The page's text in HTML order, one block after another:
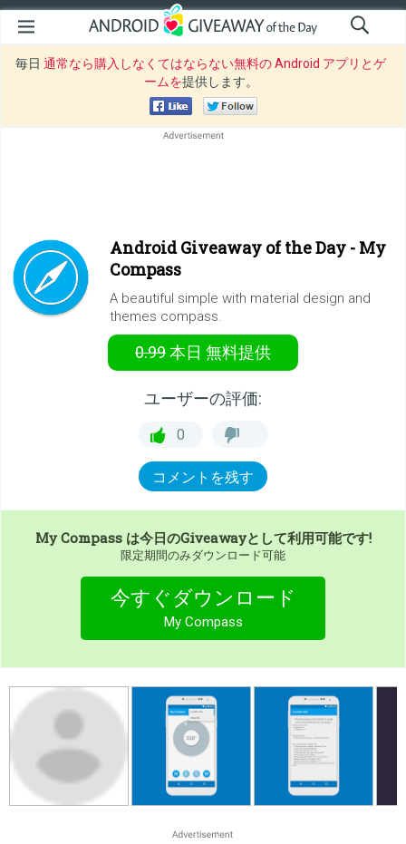
毎日 通常なら購入しなくてはならない無料の Android アプリとゲ
ームを提供します。
Android Giveaway of the Day - My
Compass
A beautiful simple with material design and
themes compass.
0.99本日 無料提供
ユーザーの評価:
0
コメントを残す
My Compassは今日のGiveawayとして利用可能です!
限定期間のみダウンロード可能
今すぐダウンロード
My Compass